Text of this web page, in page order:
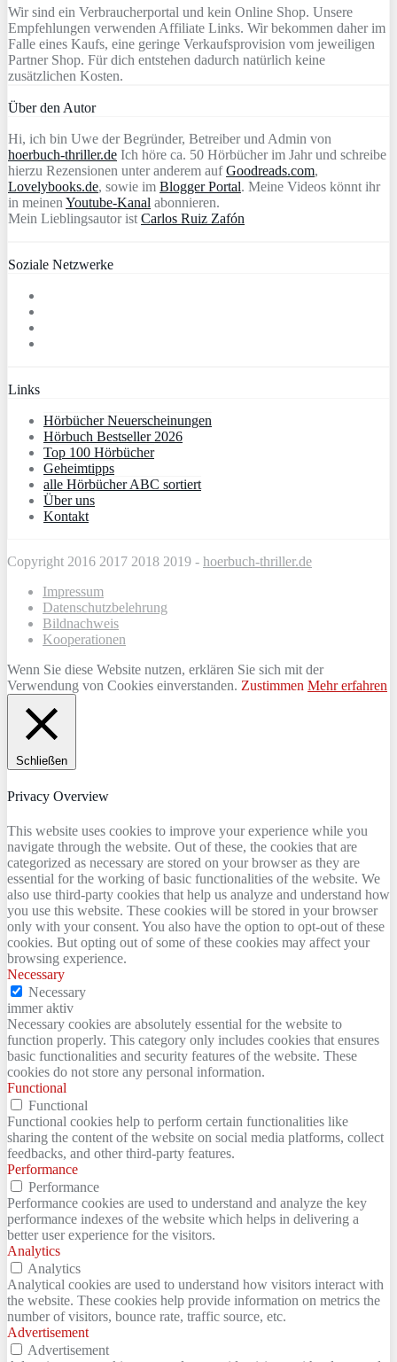
Wir sind ein Verbraucherportal und kein Online Shop. Unsere
Empfehlungen verwenden Affiliate Links. Wir bekommen daher im
Falle eines Kaufs, eine geringe Verkaufsprovision vom jeweiligen
Partner Shop. Für dich entstehen dadurch natürlich keine
zusätzlichen Kosten.
Über den Autor
Hi, ich bin Uwe der Begründer, Betreiber und Admin von
hoerbuch-thriller.de Ich höre ca. 50 Hörbücher im Jahr und schreibe
hierzu Rezensionen unter anderem aufGoodreads.com,
Lovelybooks.de, sowie im Blogger Portal. Meine Videos könnt ihr
in meinen Youtube-Kanal abonnieren.
Mein Lieblingsautor ist Carlos Ruiz Zafón
Soziale Netzwerke
Links
Hörbücher Neuerscheinungen
Hörbuch Bestseller 2026
Top 100 Hörbücher
Geheimtipps
alle Hörbücher ABC sortiert
Über uns
Kontakt
Copyright 2016 2017 2018 2019 - hoerbuch-thriller.de
Impressum
Datenschutzbelehrung
Bildnachweis
Kooperationen
Wenn Sie diese Website nutzen, erklären Sie sich mit der
Verwendung von Cookies einverstanden. Zustimmen Mehr erfahren
Schließen
Privacy Overview
This website uses cookies to improve your experience while you
navigate through the website. Out of these, the cookies that are
categorized as necessary are stored on your browser as they are
essential for the working of basic functionalities of the website. We
also use third-party cookies that help us analyze and understand how
you use this website. These cookies will be stored in your browser
only with your consent. You also have the option to opt-out of these
cookies. But opting out of some of these cookies may affect your
browsing experience.
Necessary
Necessary
immer aktiv
Necessary cookies are absolutely essential for the website to
function properly. This category only includes cookies that ensures
basic functionalities and security features of the website. These
cookies do not store any personal information.
Functional
Functional
Functional cookies help to perform certain functionalities like
sharing the content of the website on social media platforms, collect
feedbacks, and other third-party features.
Performance
Performance
Performance cookies are used to understand and analyze the key
performance indexes of the website which helps in delivering a
better user experience for the visitors.
Analytics
Analytics
Analytical cookies are used to understand how visitors interact with
the website. These cookies help provide information on metrics the
number of visitors, bounce rate, traffic source, etc.
Advertisement
Advertisement